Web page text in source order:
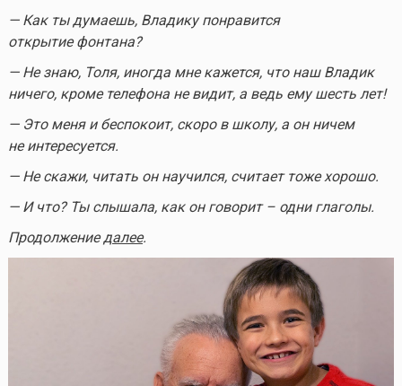
— Как ты думаешь, Владику понравится
открытие фонтана?
— Не знаю, Толя, иногда мне кажется, что наш Владик
ничего, кроме телефона не видит, а ведь ему шесть лет!
— Это меня и беспокоит, скоро в школу, а он ничем
не интересуется.
— Не скажи, читать он научился, считает тоже хорошо.
— И что? Ты слышала, как он говорит – одни глаголы.
Продолжениедалее.